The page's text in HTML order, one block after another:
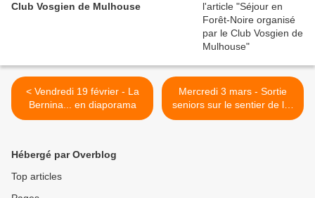
Club Vosgien de Mulhouse
< Vendredi 19 février - La
Bernina... en diaporama
Mercredi 3 mars - Sortie
seniors sur le sentier de l'Ill
>
Hébergé par Overblog
Top articles